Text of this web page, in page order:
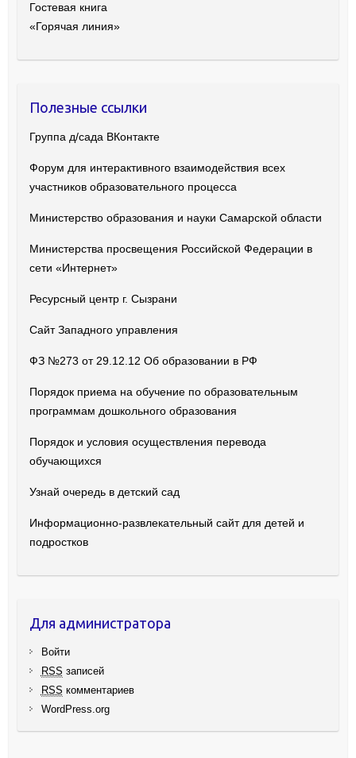
Гостевая книга
«Горячая линия»
Полезные ссылки
Группа д/сада ВКонтакте
Форум для интерактивного взаимодействия всех
участников образовательного процесса
Министерство образования и науки Самарской области
Министерства просвещения Российской Федерации в
сети «Интернет»
Ресурсный центр г. Сызрани
Сайт Западного управления
ФЗ №273 от 29.12.12 Об образовании в РФ
Порядок приема на обучение по образовательным
программам дошкольного образования
Порядок и условия осуществления перевода
обучающихся
Узнай очередь в детский сад
Информационно-развлекательный сайт для детей и
подростков
Для администратора
Войти
RSS записей
RSS комментариев
WordPress.org